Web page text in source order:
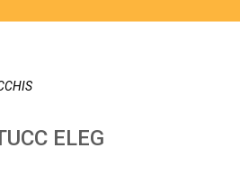
ELEG